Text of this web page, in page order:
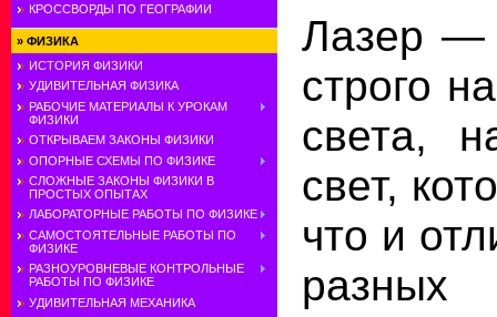
КРОССВОРДЫ ПО ГЕОГРАФИИ
» ФИЗИКА
ИСТОРИЯ ФИЗИКИ
УДИВИТЕЛЬНАЯ ФИЗИКА
РАБОЧИЕ МАТЕРИАЛЫ К УРОКАМ
ФИЗИКИ
ОТКРЫВАЕМ ЗАКОНЫ ФИЗИКИ
ОПОРНЫЕ СХЕМЫ ПО ФИЗИКЕ
СЛОЖНЫЕ ЗАКОНЫ ФИЗИКИ В
ПРОСТЫХ ОПЫТАХ
ЛАБОРАТОРНЫЕ РАБОТЫ ПО ФИЗИКЕ
САМОСТОЯТЕЛЬНЫЕ РАБОТЫ ПО
ФИЗИКЕ
РАЗНОУРОВНЕВЫЕ КОНТРОЛЬНЫЕ
РАБОТЫ ПО ФИЗИКЕ
УДИВИТЕЛЬНАЯ МЕХАНИКА
Лазер —
строго
света,
свет,
что и
разных